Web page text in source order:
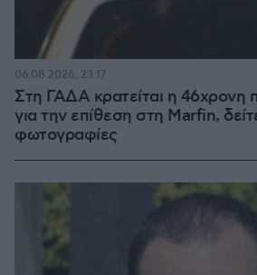
Στη ΓΑΔΑ κρατείται η 46χρονη
για την επίθεση στη Marfin,
φωτογραφίες
06.08.2026, 23:17